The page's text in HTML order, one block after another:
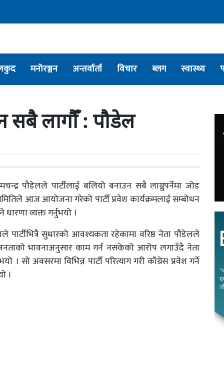
मनोरञ्जन अन्तर्वार्ता विचार ब्लग स्वास्थ्य
सबै लागौँ : पौडेल
पौडेलले पार्टीलाई बलियो बनाउन सबै लाग्नुपर्नेमा जोड
आज आयोजना गरेको पार्टी प्रवेश कार्यक्रमलाई सम्बोधन
धारणा व्यक्त गर्नुभयो ।
सुधारको आवश्यकता रहेकामा वरिष्ठ नेता पौडेलले
भावनाअनुसार काम गर्न नसकेको आरोप लगाउँदै नेता
। सो अवसरमा विभिन्न पार्टी परित्याग गरी काँग्रेस प्रवेश गर्ने
।